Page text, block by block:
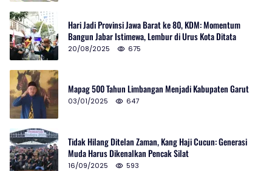
Hari Jadi Provinsi Jawa Barat ke 80, KDM: Momentum
Bangun Jabar Istimewa, Lembur di Urus Kota Ditata
20/08/2025 675
Mapag 500 Tahun Limbangan Menjadi Kabupaten Garut
03/01/2025 647
Tidak Hilang Ditelan Zaman, Kang Haji Cucun: Generasi
Muda Harus Dikenalkan Pencak Silat
16/09/2025 593